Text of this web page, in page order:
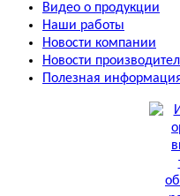
Видео о продукции
Наши работы
Новости компании
Новости
Полезная